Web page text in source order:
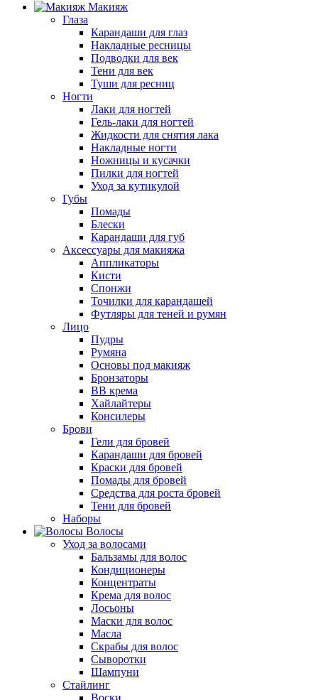
Макияж
Глаза
Карандаши для глаз
Накладные ресницы
Подводки для век
Тени для век
Туши для ресниц
Ногти
Лаки для ногтей
Гель-лаки для ногтей
Жидкости для снятия лака
Накладные ногти
Ножницы и кусачки
Пилки для ногтей
Уход за кутикулой
Губы
Помады
Блески
Карандаши для губ
Аксессуары для макияжа
Аппликаторы
Кисти
Спонжи
Точилки для карандашей
Футляры для теней и румян
Лицо
Пудры
Румяна
Основы под макияж
Бронзаторы
BB крема
Хайлайтеры
Консилеры
Брови
Гели для бровей
Карандаши для бровей
Краски для бровей
Помады для бровей
Средства для роста бровей
Тени для бровей
Наборы
Волосы
Уход за волосами
Бальзамы для волос
Кондиционеры
Концентраты
Крема для волос
Лосьоны
Маски для волос
Масла
Скрабы для волос
Сыворотки
Шампуни
Стайлинг
Воски